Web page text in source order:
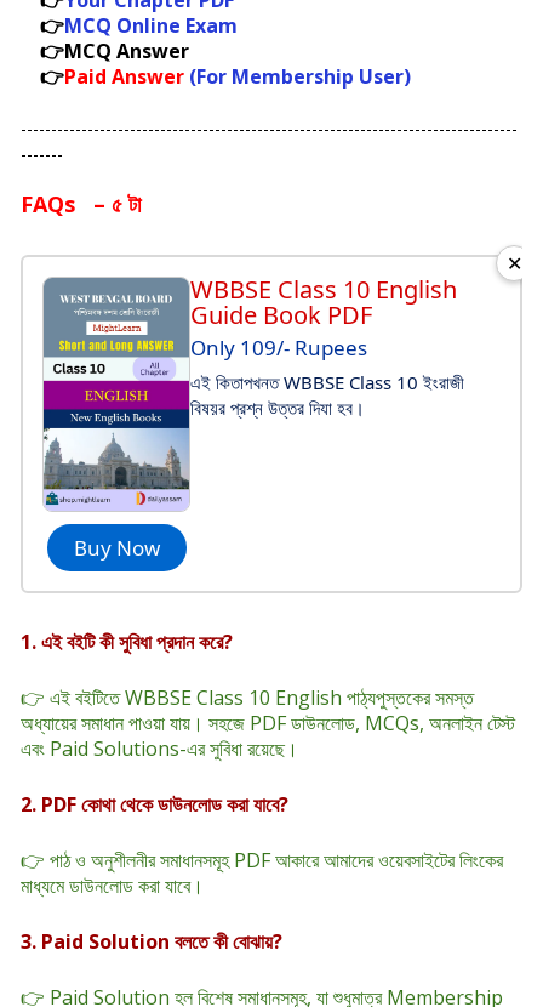
👉MCQ Online Exam
👉MCQ Answer
👉Paid Answer (For Membership User)
----------------------------------------------------------------------------------
-------
FAQs – ৫ টা
Buy Now
WBBSE Class 10 English
Guide Book PDF
Only 109/- Rupees
এই কিতাপখনত WBBSE Class 10 ইংরাজী
বিষয়র প্রশ্ন উত্তর দিযা হব।
✕
1. এই বইটি কী সুবিধা প্রদান করে?
👉 এই বইটিতে WBBSE Class 10 English পাঠ্যপুস্তকের সমস্ত
অধ্যায়ের সমাধান পাওয়া যায়। সহজে PDF ডাউনলোড, MCQs, অনলাইন টেস্ট
এবং Paid Solutions-এর সুবিধা রয়েছে।
2. PDF কোথা থেকে ডাউনলোড করা যাবে?
👉 পাঠ ও অনুশীলনীর সমাধানসমূহ PDF আকারে আমাদের ওয়েবসাইটের লিংকের
মাধ্যমে ডাউনলোড করা যাবে।
3. Paid Solution বলতে কী বোঝায়?
👉 Paid Solution হল বিশেষ সমাধানসমূহ, যা শুধুমাত্র Membership